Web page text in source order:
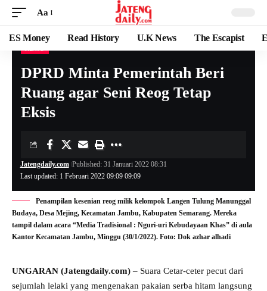
Aa
ES Money Read History U.K News The Escapist
DPRD Minta Pemerintah Beri
Ruang agar Seni Reog Tetap
Eksis
Last updated: 1 Februari 2022 09:09 09:09
Jatengdaily.com Published: 31 Januari 2022 08:31
Penampilan kesenian reog milik kelompok Langen Tulung Manunggal
Budaya, Desa Mejing, Kecamatan Jambu, Kabupaten Semarang. Mereka
tampil dalam acara “Media Tradisional : Nguri-uri Kebudayaan Khas” di aula
Kantor Kecamatan Jambu, Minggu (30/1/2022). Foto: Dok azhar alhadi
UNGARAN (Jatengdaily.com) – Suara Cetar-ceter pecut dari
sejumlah lelaki yang mengenakan pakaian serba hitam langsung